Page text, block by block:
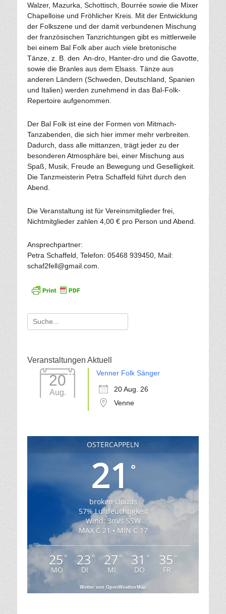
Walzer, Mazurka, Schottisch, Bourrée sowie die Mixer
Chapelloise und Fröhlicher Kreis. Mit der Entwicklung
der Folkszene und der damit verbundenen Mischung
der französischen Tanzrichtungen gibt es mittlerweile
bei einem Bal Folk aber auch viele bretonische
Tänze, z. B. den An-dro, Hanter-dro und die Gavotte,
sowie die Branles aus dem Elsass. Tänze aus
anderen Ländern (Schweden, Deutschland, Spanien
und Italien) werden zunehmend in das Bal-Folk-
Repertoire aufgenommen.
Der Bal Folk ist eine der Formen von Mitmach-
Tanzabenden, die sich hier immer mehr verbreiten.
Dadurch, dass alle mittanzen, trägt jeder zu der
besonderen Atmosphäre bei, einer Mischung aus
Spaß, Musik, Freude an Bewegung und Geselligkeit.
Die Tanzmeisterin Petra Schaffeld führt durch den
Abend.
Die Veranstaltung ist für Vereinsmitglieder frei,
Nichtmitglieder zahlen 4,00 € pro Person und Abend.
Ansprechpartner:
Petra Schaffeld, Telefon: 05468 939450, Mail:
schaf2fell@gmail.com.
Suche
für:
Veranstaltungen Aktuell
20
Aug.
Venner Folk Sänger
20 Aug. 26
Venne
OSTERCAPPELN
21 °
broken clouds
57% Luftfeuchtigkeit
Wind: 3m/s SSW
MAX C 21 • MIN C 17
25°
MO
23 °
DI
27 °
MI
31 °
DO
35 °
FR
Wetter von OpenWeatherMap